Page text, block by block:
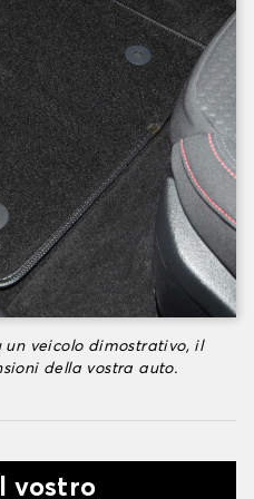
un veicolo dimostrativo, il
della vostra auto.
vostro